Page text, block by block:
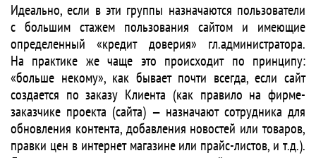
Идеально, если в эти группы назначаются пользователи
с большим стажем пользования сайтом и имеющие
определенный «кредит доверия» гл.администратора.
На практике же чаще это происходит по принципу:
«больше некому», как бывает почти всегда, если сайт
создается по заказу Клиента (как правило на фирме-
заказчике проекта (сайта) — назначают сотрудника для
обновления контента, добавления новостей или товаров,
правки цен в интернет магазине или прайс-листов, и т.д.).